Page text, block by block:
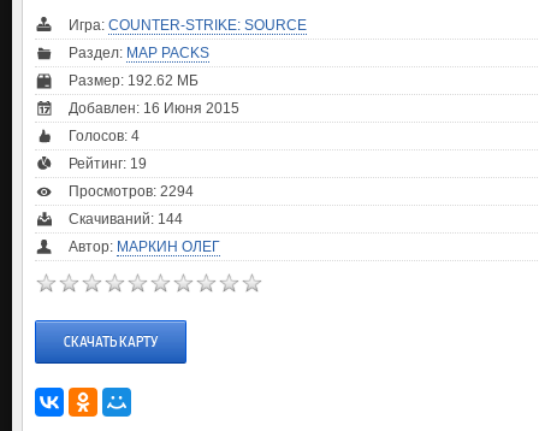
Игра: COUNTER-STRIKE: SOURCE
Раздел: MAP PACKS
Размер: 192.62 МБ
Добавлен: 16 Июня 2015
Голосов: 4
Рейтинг: 19
Просмотров: 2294
Скачиваний: 144
Автор: МАРКИН ОЛЕГ
СКАЧАТЬ КАРТУ